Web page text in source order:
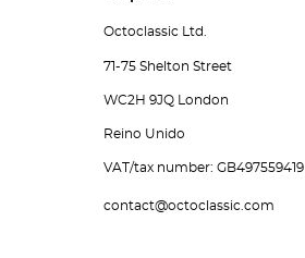
Octoclassic Ltd.
71-75 Shelton Street
WC2H 9JQ London
Reino Unido
VAT/tax number: GB497559419
contact@octoclassic.com